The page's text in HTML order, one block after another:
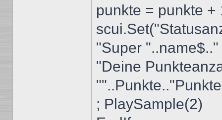
punkte = punkte +
"Super
"Deine
; PlaySample(2)